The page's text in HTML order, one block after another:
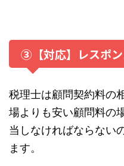
③【対応】レスポ
税理士は顧問契約料の
場よりも安い顧問料の
当しなければならない
ます。